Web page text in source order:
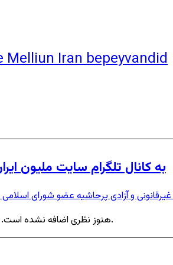
به کانال تلگرام سایت ملیون
و آزادی پرحاشیه عضو شورای
هنوز نظری اضافه نشده است. شما اولین نظر را بدهید.